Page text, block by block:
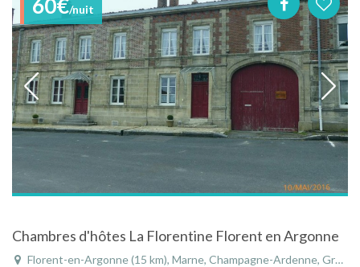
60€/nuit
Chambres d'hôtes La Florentine Florent en Argonne
Florent-en-Argonne (15 km), Marne, Champagne-Ardenne, Grand Est, France